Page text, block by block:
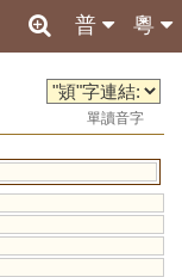
粵
普
單讀音字